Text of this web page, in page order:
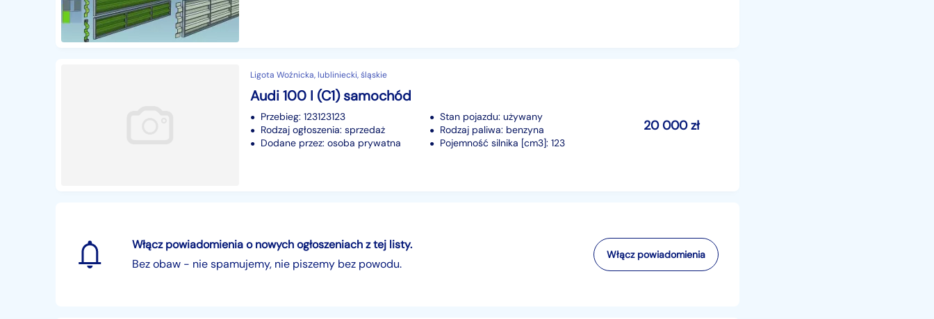
Ligota Woźnicka, lubliniecki, śląskie
Audi 100 I (C1) samochód
Przebieg: 123123123
Rodzaj ogłoszenia: sprzedaż
Dodane przez: osoba prywatna
Stan pojazdu: używany
Rodzaj paliwa: benzyna
Pojemność silnika [cm3]: 123
20 000zł
Włącz powiadomienia o nowych ogłoszeniach z tej listy.
Bez obaw - nie spamujemy, nie piszemy bez powodu.
Włącz powiadomienia